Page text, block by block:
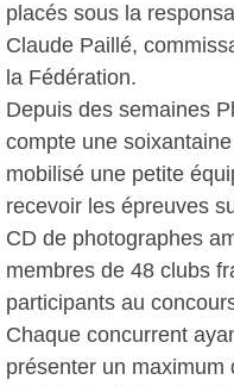
placés sous la
Claude Paillé,
la Fédération.
Depuis des semaines
compte une
mobilisé une petite
recevoir les épreuves
CD de photographes
membres de 48 clubs
participants au
Chaque concurrent
présenter un maximum